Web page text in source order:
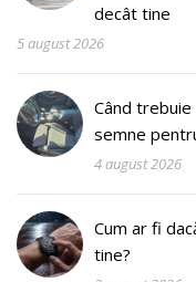
decât tine
5 august 2026
Când trebuie
semne
4 august 2026
Cum ar fi
tine?